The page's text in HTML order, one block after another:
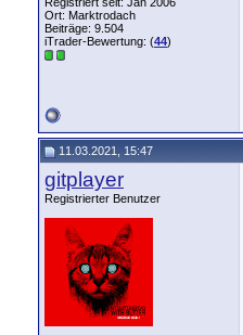
Ort: Marktrodach
Beiträge: 9.504
iTrader-Bewertung: (44)
11.03.2021, 15:47
gitplayer
Registrierter Benutzer